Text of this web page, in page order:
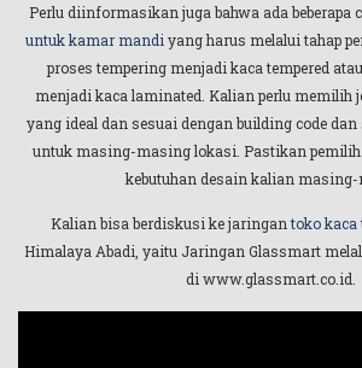
Perlu diinformasikan juga bahwa ada beberapa
untuk kamar mandi yang harus melalui tahap
proses tempering menjadi kaca tempered
menjadi kaca laminated. Kalian perlu memilih
yang ideal dan sesuai dengan building code
untuk masing-masing lokasi. Pastikan
kebutuhan desain kalian masing-
Kalian bisa berdiskusi ke jaringantoko kaca
Himalaya Abadi, yaitu Jaringan Glassmart
di www.glassmart.co.id.